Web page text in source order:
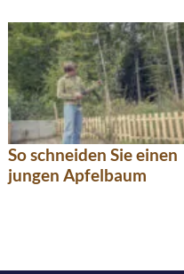
So schneiden Sie einen
jungen Apfelbaum